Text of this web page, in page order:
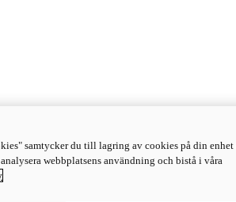
samtycker du till lagring av cookies på din enhet
webbplatsens användning och bistå i våra